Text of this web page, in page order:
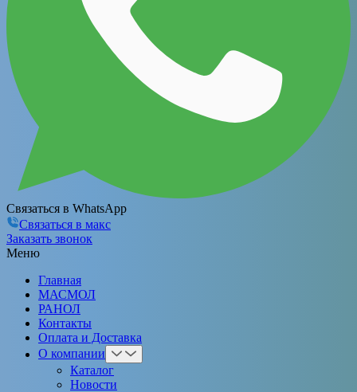
Связаться в WhatsApp
Связаться в макс
Заказать звонок
Меню
Главная
МАСМОЛ
РАНОЛ
Контакты
Оплата и Доставка
О компании
Каталог
Новости